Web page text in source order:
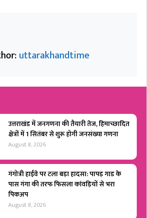
uttarakhandtime
उत्तराखंड में जनगणना की तैयारी तेज, हिमाच्छादित
क्षेत्रों में 1 सितंबर से शुरू होगी जनसंख्या गणना
August 8, 2026
गंगोत्री हाईवे पर टला बड़ा हादसा: पापड़ गाड के
पास गंगा की तरफ फिसला कांवड़ियों से भरा
पिकअप
August 8, 2026